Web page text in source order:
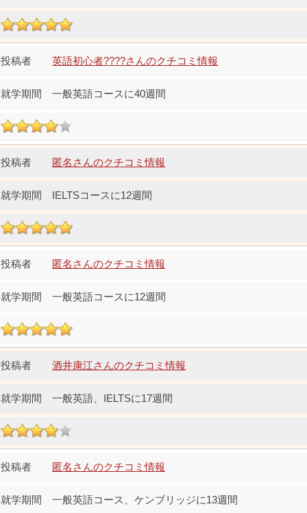
英語初心者????さんのクチコミ情報
一般英語コースに40週間
匿名さんのクチコミ情報
IELTSコースに12週間
匿名さんのクチコミ情報
一般英語コースに12週間
酒井康江さんのクチコミ情報
一般英語、IELTSに17週間
匿名さんのクチコミ情報
一般英語コース、ケンブリッジに13週間